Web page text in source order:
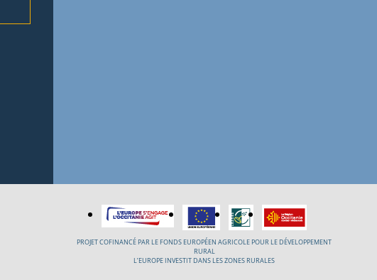
PROJET COFINANCÉ PAR LE FONDS EUROPÉEN AGRICOLE POUR LE DÉVELOPPEMENT
RURAL
L’EUROPE INVESTIT DANS LES ZONES RURALES